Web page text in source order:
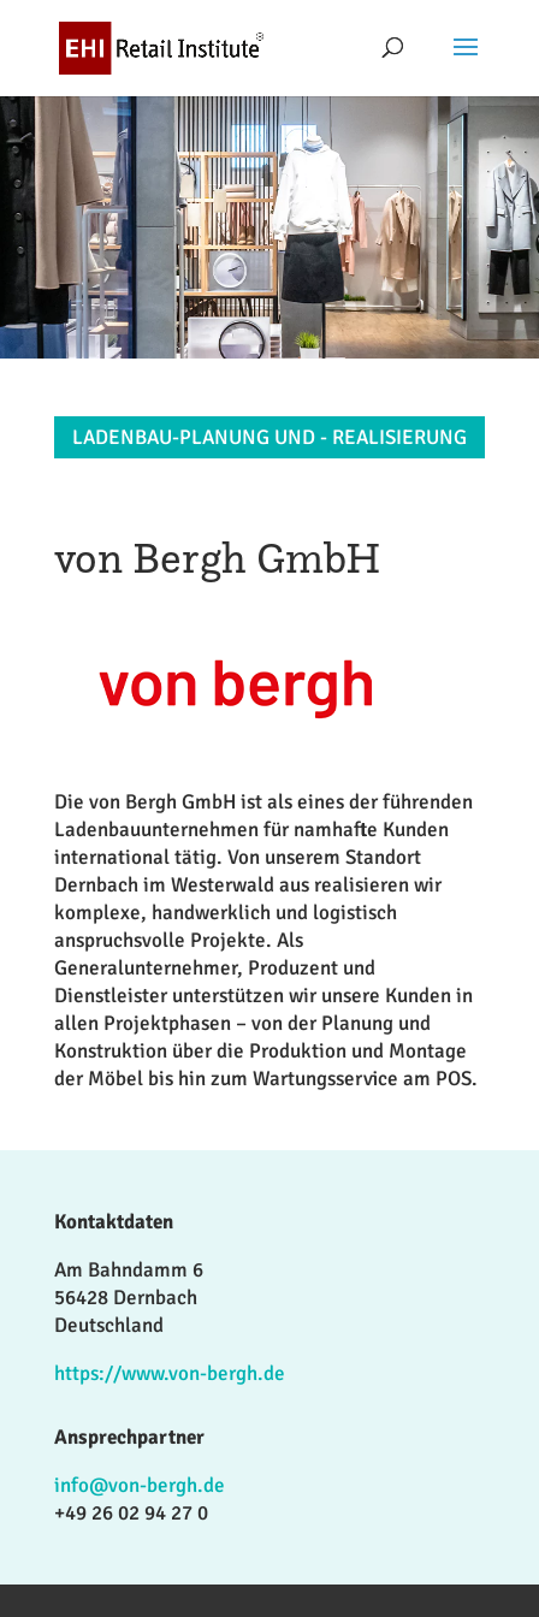
LADENBAU-PLANUNG UND - REALISIERUNG
von Bergh GmbH
Die von Bergh GmbH ist als eines der führenden
Ladenbauunternehmen für namhafte Kunden
international tätig. Von unserem Standort
Dernbach im Westerwald aus realisieren wir
komplexe, handwerklich und logistisch
anspruchsvolle Projekte. Als
Generalunternehmer, Produzent und
Dienstleister unterstützen wir unsere Kunden in
allen Projektphasen – von der Planung und
Konstruktion über die Produktion und Montage
der Möbel bis hin zum Wartungsservice am POS.
Kontaktdaten
Am Bahndamm 6
56428 Dernbach
Deutschland
https://www.von-bergh.de
Ansprechpartner
info@von-bergh.de
+49 26 02 94 27 0